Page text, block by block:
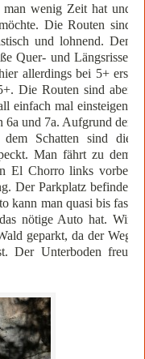
wenig Zeit hat und
Die Routen sind
und lohnend. Den
Quer- und Längsrisse,
allerdings bei 5+ erst
Die Routen sind aber
einfach mal einsteigen.
6a und 7a. Aufgrund der
Schatten sind die
Man fährt zu dem
El Chorro links vorbei
Der Parkplatz befindet
kann man quasi bis fast
nötige Auto hat. Wir
geparkt, da der Weg
Der Unterboden freut